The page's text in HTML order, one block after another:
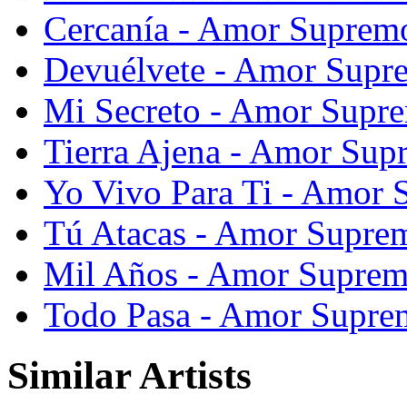
Cercanía - Amor
Devuélvete - Amor
Mi Secreto - Amor
Tierra Ajena - Amor
Yo Vivo Para Ti - Amor
Tú Atacas - Amor
Mil Años - Amor
Todo Pasa - Amor
Similar Artists